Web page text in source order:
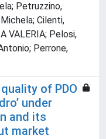
Petruzzino,
Cilenti,
VALERIA; Pelosi,
Perrone,
of PDO
under
and its
market